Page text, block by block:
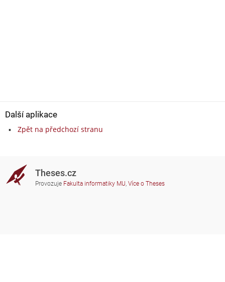
Další aplikace
Zpět na předchozí stranu
Theses.cz
Provozuje Fakulta informatiky MU, Více o Theses